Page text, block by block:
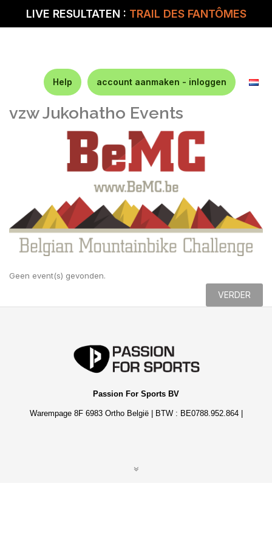
LIVE RESULTATEN : TRAIL DES FANTÔMES
Help account aanmaken - inloggen
vzw Jukohatho Events
Geen event(s) gevonden.
VERDER
Passion For Sports BV
Warempage 8F 6983 Ortho België | BTW : BE0788.952.864 |